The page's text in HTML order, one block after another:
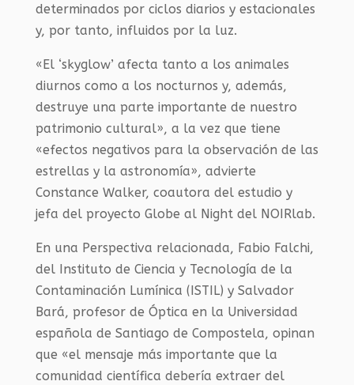
determinados por ciclos diarios y estacionales
y, por tanto, influidos por la luz.
«El ‘skyglow’ afecta tanto a los animales
diurnos como a los nocturnos y, además,
destruye una parte importante de nuestro
patrimonio cultural», a la vez que tiene
«efectos negativos para la observación de las
estrellas y la astronomía», advierte
Constance Walker, coautora del estudio y
jefa del proyecto Globe al Night del NOIRlab.
En una Perspectiva relacionada, Fabio Falchi,
del Instituto de Ciencia y Tecnología de la
Contaminación Lumínica (ISTIL) y Salvador
Bará, profesor de Óptica en la Universidad
española de Santiago de Compostela, opinan
que «el mensaje más importante que la
comunidad científica debería extraer del